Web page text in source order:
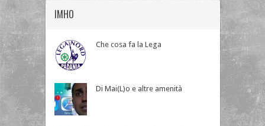
IMHO
Che cosa fa la Lega
Di Mai(L)o e altre amenità